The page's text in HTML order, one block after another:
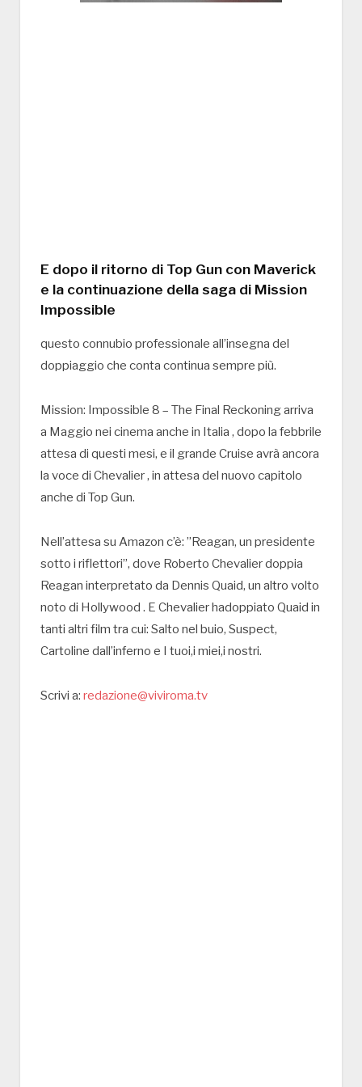
E dopo il ritorno di Top Gun con Maverick
e la continuazione della saga di Mission
Impossible
questo connubio professionale all’insegna del
doppiaggio che conta continua sempre più.
Mission: Impossible 8 – The Final Reckoning arriva
a Maggio nei cinema anche in Italia , dopo la febbrile
attesa di questi mesi, e il grande Cruise avrà ancora
la voce di Chevalier , in attesa del nuovo capitolo
anche di Top Gun.
Nell’attesa su Amazon c’è: ”Reagan, un presidente
sotto i riflettori”, dove Roberto Chevalier doppia
Reagan interpretato da Dennis Quaid, un altro volto
noto di Hollywood . E Chevalier hadoppiato Quaid in
tanti altri film tra cui: Salto nel buio, Suspect,
Cartoline dall’inferno e I tuoi,i miei,i nostri.
Scrivi a: redazione@viviroma.tv